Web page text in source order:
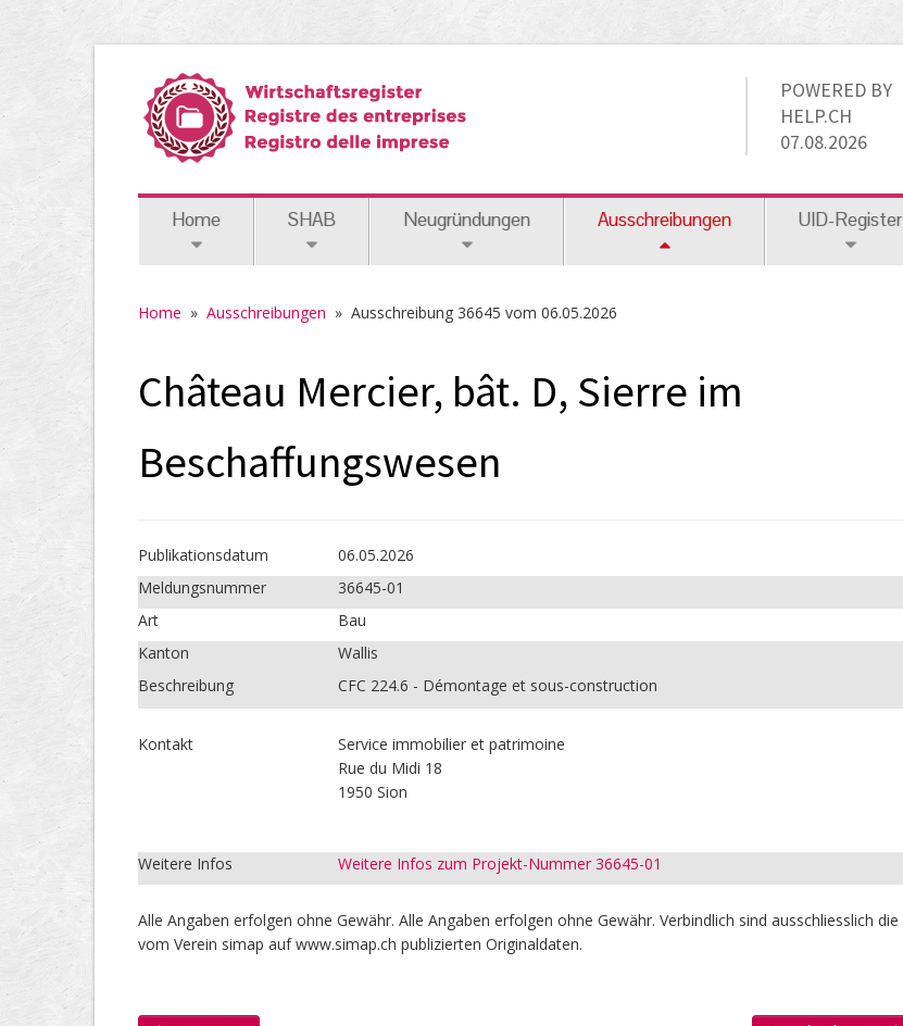
POWERED BY
HELP.CH
07.08.2026
Home SHAB Neugründungen Ausschreibungen UID-Register
Home » Ausschreibungen » Ausschreibung 36645 vom 06.05.2026
Château Mercier, bât. D, Sierre im
Beschaffungswesen
Publikations­datum
06.05.2026
Meldungs­nummer
36645-01
Art
Bau
Kanton
Wallis
Beschreibung
CFC 224.6 - Démontage et sous-construction
Kontakt
Service immobilier et patrimoine
Rue du Midi 18
1950 Sion
Weitere Infos Weitere Infos zum Projekt-Nummer 36645-01
Alle Angaben erfolgen ohne Gewähr. Alle Angaben erfolgen ohne Gewähr. Verbindlich sind ausschliesslich die
vom Verein simap auf www.simap.ch publizierten Originaldaten.